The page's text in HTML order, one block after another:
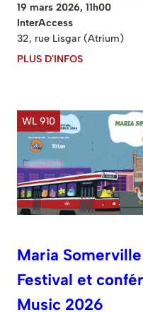
19 mars 2026, 11h00
InterAccess
32, rue Lisgar (Atrium)
PLUS D'INFOS
WL 910
Maria
Festival et
Music 2026